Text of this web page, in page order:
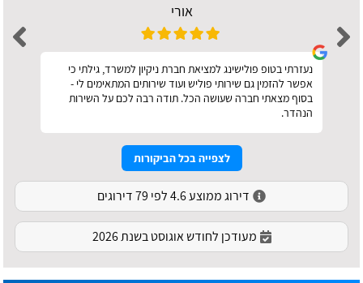
אורי
נעזרתי בטופ פולישינג למציאת חברת ניקיון למשרד, גילתי כי
אפשר להזמין גם שירותי פוליש ועוד שירותים המתאימים לי -
בסוף מצאתי חברה שעושה הכל. תודה רבה לכם על השירות
הנהדר.
לצפייה בכל הביקורות
דירוג ממוצע 4.6 לפי 79 דירוגים
מעודכן לחודש אוגוסט בשנת 2026